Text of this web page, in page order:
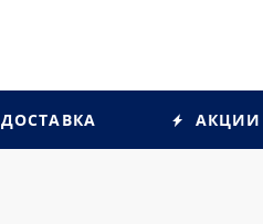
ДОСТАВКА АКЦИИ